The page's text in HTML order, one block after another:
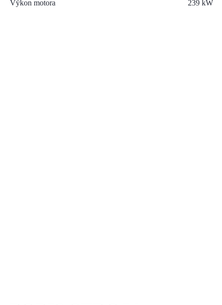
Výkon motora 239 kW